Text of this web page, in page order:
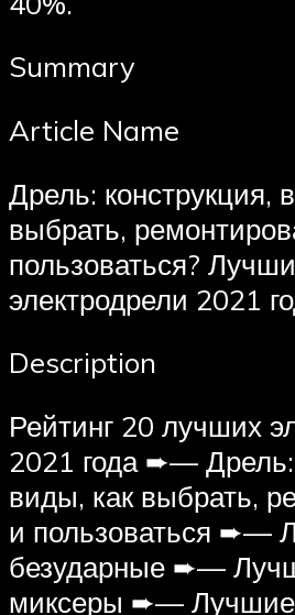
Summary
Article Name
Дрель: конструкция,
выбрать,
пользоваться?
электродрели 2021
Description
Рейтинг 20 лучших
2021 года ➨— Дрель:
виды, как выбрать,
и пользоваться ➨—
безударные ➨—
миксеры ➨— Лучшие